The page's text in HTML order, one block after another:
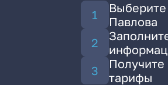
Павлова
тарифы